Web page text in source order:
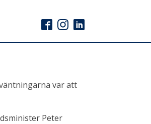
var att
Peter